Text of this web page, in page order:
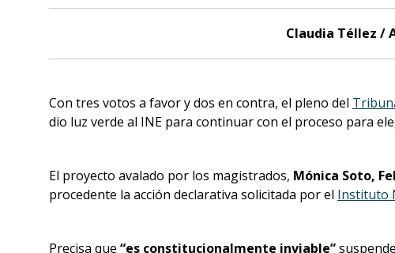
Claudia Téllez /
Con tres votos a favor y dos en contra, el pleno del
dio luz verde al INE para continuar con el proceso para
El proyecto avalado por los magistrados, Mónica Soto,
procedente la acción declarativa solicitada por el Instituto
Precisa que “es constitucionalmente inviable”